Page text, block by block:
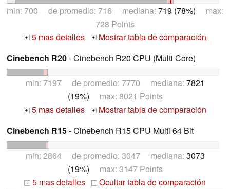
min: 700 de promedio: 716 mediana: 719 (78%) max:
728 Points
+ 5 mas detalles +
Mostrar tabla de comparación
Cinebench R20- Cinebench R20 CPU (Multi Core)
min: 7197 de promedio: 7770 mediana: 7821
(19%) max: 8021 Points
+ 5 mas detalles +
Mostrar tabla de comparación
Cinebench R15- Cinebench R15 CPU Multi 64 Bit
min: 2864 de promedio: 3047 mediana: 3073
(19%) max: 3147 Points
+ 5 mas detalles - Ocultar tabla de comparación